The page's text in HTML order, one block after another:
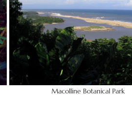
Macolline Botanical Park